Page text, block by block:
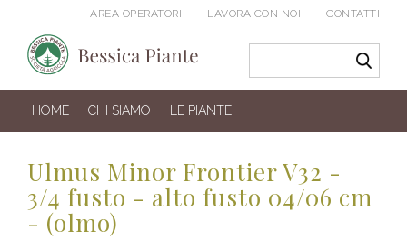
AREA OPERATORI LAVORA CON NOI CONTATTI
HOME CHI SIAMO LE PIANTE
Ulmus Minor Frontier V32 -
3/4 fusto - alto fusto 04/06 cm
- (olmo)